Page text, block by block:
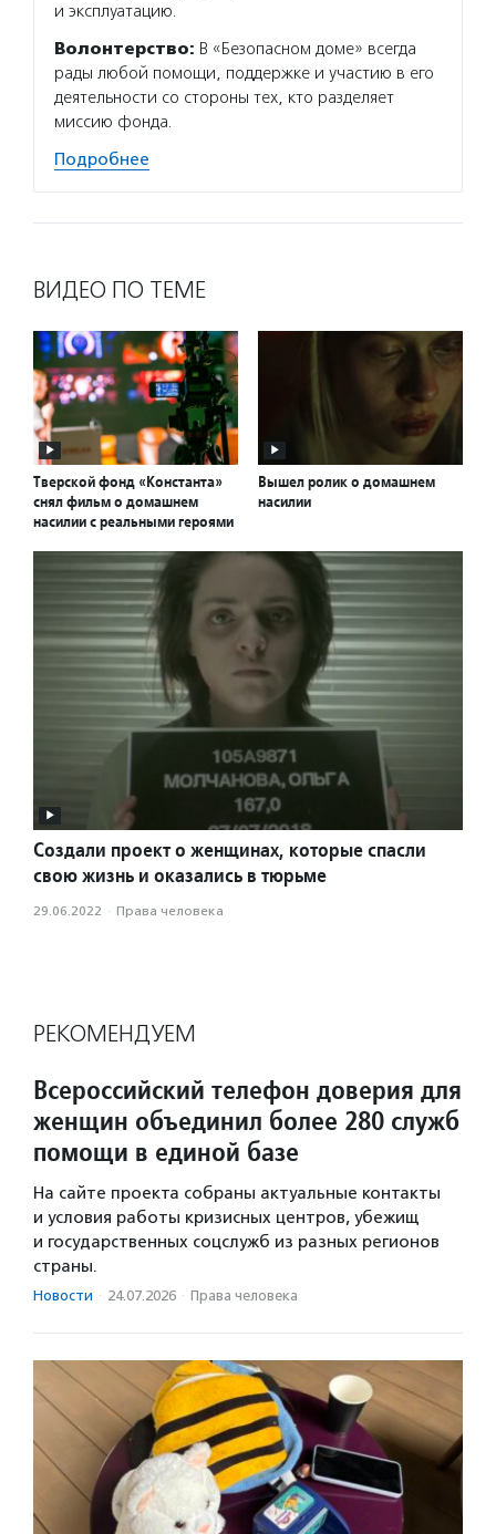
и эксплуатацию.
Волонтерство: В «Безопасном доме» всегда
рады любой помощи, поддержке и участию в его
деятельности со стороны тех, кто разделяет
миссию фонда.
Подробнее
ВИДЕО ПО ТЕМЕ
Тверской фонд «Константа»
снял фильм о домашнем
насилии с реальными героями
Вышел ролик о домашнем
насилии
Создали проект о женщинах, которые спасли
свою жизнь и оказались в тюрьме
29.06.2022 · Права человека
РЕКОМЕНДУЕМ
Всероссийский телефон доверия для
женщин объединил более 280 служб
помощи в единой базе
На сайте проекта собраны актуальные контакты
и условия работы кризисных центров, убежищ
и государственных соцслужб из разных регионов
страны.
Новости · 24.07.2026 · Права человека